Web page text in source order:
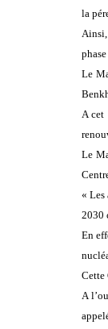
la
Ainsi,
Le
A cet
Le
« Les
2030
En
Cette
A